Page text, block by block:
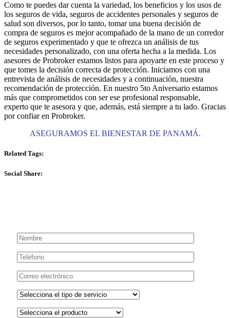
Como te puedes dar cuenta la variedad, los beneficios y los usos de
los seguros de vida, seguros de accidentes personales y seguros de
salud son diversos, por lo tanto, tomar una buena decisión de
compra de seguros es mejor acompañado de la mano de un corredor
de seguros experimentado y que te ofrezca un análisis de tus
necesidades personalizado, con una oferta hecha a la medida. Los
asesores de Probroker estamos listos para apoyarte en este proceso y
que tomes la decisión correcta de protección. Iniciamos con una
entrevista de análisis de necesidades y a continuación, nuestra
recomendación de protección. En nuestro 5to Aniversario estamos
más que comprometidos con ser ese profesional responsable,
experto que te asesora y que, además, está siempre a tu lado. Gracias
por confiar en Probroker.
ASEGURAMOS EL BIENESTAR DE PANAMÁ.
Related Tags:
Social Share: